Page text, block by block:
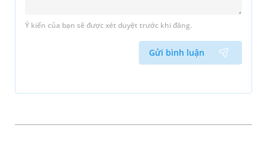
Ý kiến của bạn sẽ được xét duyệt trước khi đăng.
Gửi bình luận